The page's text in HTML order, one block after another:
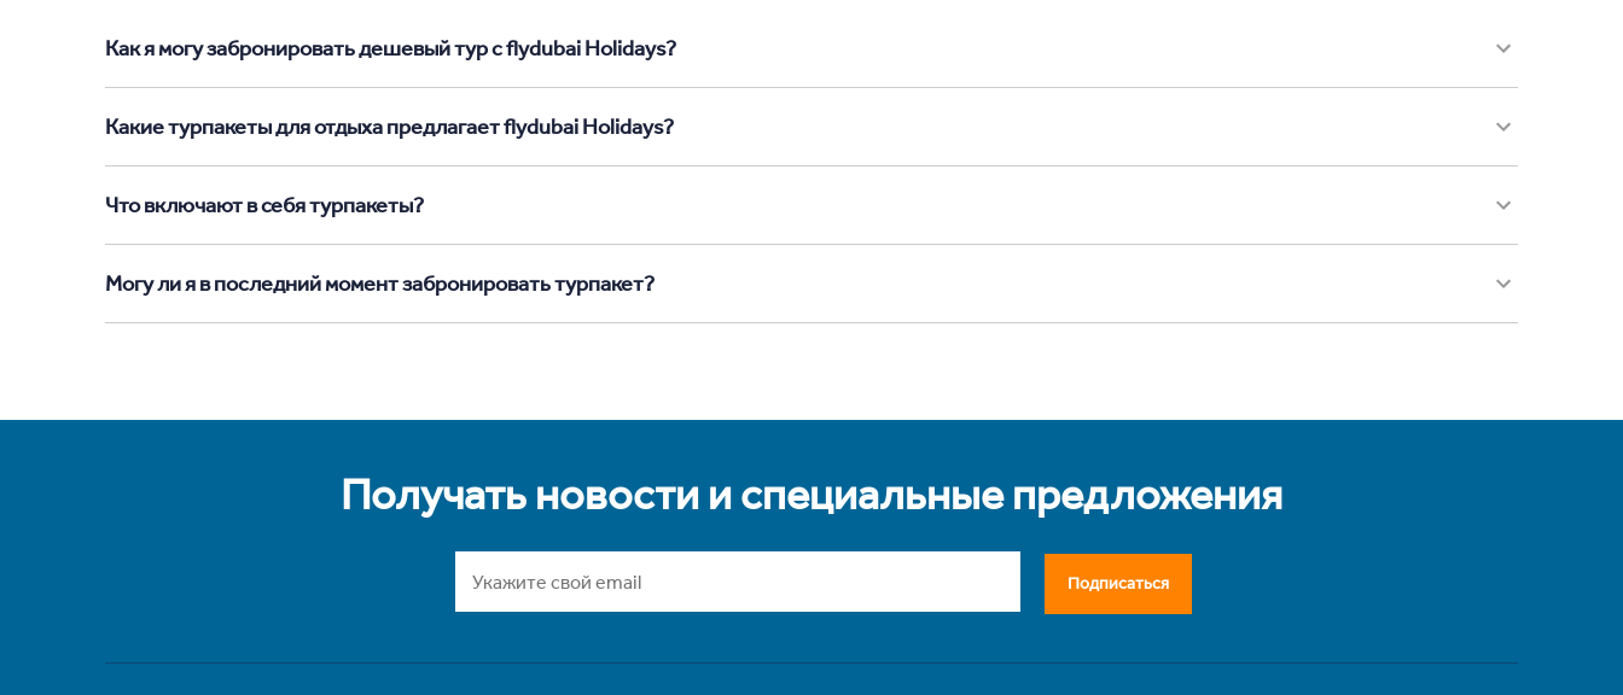
Как я могу забронировать дешевый тур с flydubai Holidays?
Какие турпакеты для отдыха предлагает flydubai Holidays?
Что включают в себя турпакеты?
Могу ли я в последний момент забронировать турпакет?
Получать новости и специальные предложения
Подписаться